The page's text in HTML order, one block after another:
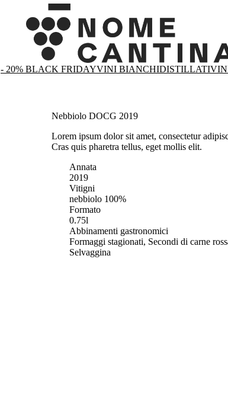
- 20% BLACK FRIDAYVINI BIANCHIDISTILLATI
Nebbiolo DOCG 2019
Lorem ipsum dolor sit amet, consectetur
Cras quis pharetra tellus, eget mollis elit.
Annata
2019
Vitigni
nebbiolo 100%
Formato
0.75l
Abbinamenti gastronomici
Formaggi stagionati, Secondi di carne
Selvaggina